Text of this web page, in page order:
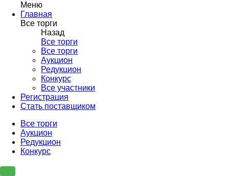
Меню
Главная
Все торги
Назад
Все торги
Все торги
Аукцион
Редукцион
Конкурс
Все участники
Регистрация
Стать поставщиком
Все торги
Аукцион
Редукцион
Конкурс